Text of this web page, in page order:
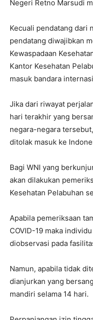
Negeri Retno Marsudi
Kecuali pendatang dari
pendatang diwajibkan
Kewaspadaan
Kantor Kesehatan
masuk bandara
Jika dari riwayat
hari terakhir yang
negara-negara
ditolak masuk ke
Bagi WNI yang
akan dilakukan
Kesehatan Pelabuhan
Apabila pemeriksaan
COVID-19 maka
diobservasi pada
Namun, apabila tidak
dianjurkan yang
mandiri selama 14 hari.